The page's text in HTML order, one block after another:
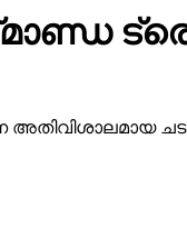
അതിവിശാലമായ